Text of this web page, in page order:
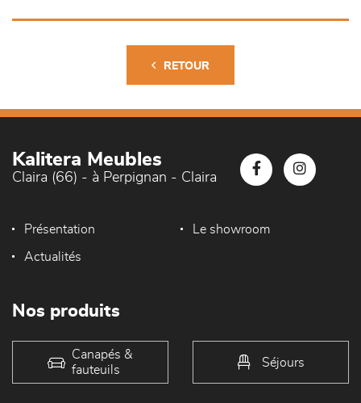
RETOUR
Kalitera Meubles
Claira (66) - à Perpignan - Claira
Présentation Le showroom
Actualités
Nos produits
Canapés &
fauteuils
Séjours